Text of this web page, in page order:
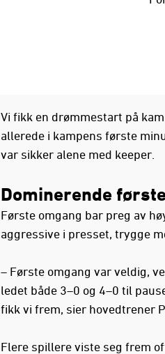
Vi fikk en drømmestart på
allerede i kampens første
var sikker alene med keeper.
Dominerende
Første omgang bar preg av
aggressive i presset, trygge
– Første omgang var veldig,
ledet både 3–0 og 4–0 til
fikk vi frem, sier hovedtrener
Flere spillere viste seg frem